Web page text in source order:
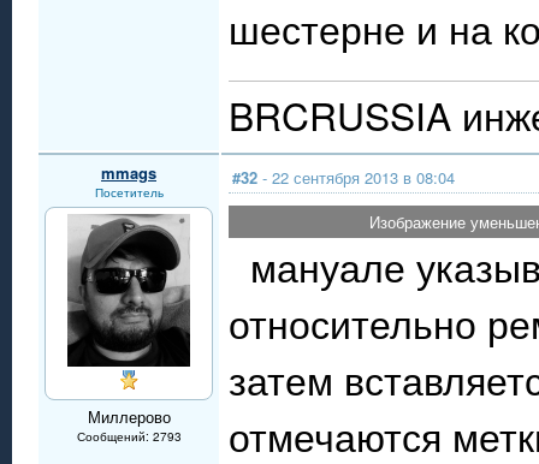
шестерне и на
BRCRUSSIA
mmags
Посетитель
Миллерово
Сообщений: 2793
#32 - 22 сентября 2013 в 08:04
Изображение
мануале
относительно
затем
отмечаются